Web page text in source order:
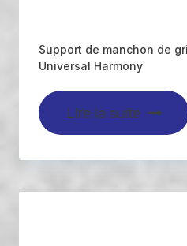
Support de manchon de
Universal Harmony
Lire la suite